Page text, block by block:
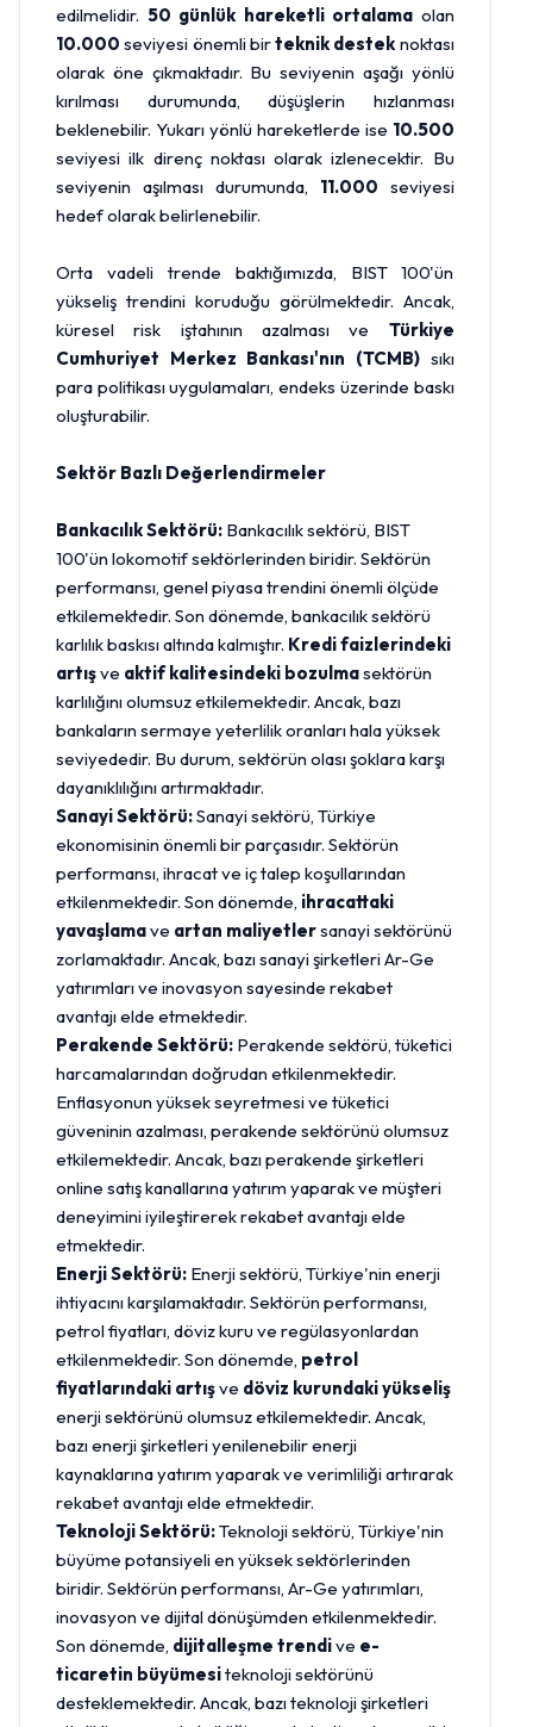
edilmelidir. 50 günlük hareketli ortalama olan
10.000 seviyesi önemli birteknik desteknoktası
olarak öne çıkmaktadır. Bu seviyenin aşağı yönlü
kırılması durumunda, düşüşlerin hızlanması
beklenebilir. Yukarı yönlü hareketlerde ise 10.500
seviyesi ilk direnç noktası olarak izlenecektir. Bu
seviyenin aşılması durumunda, 11.000 seviyesi
hedef olarak belirlenebilir.
Orta vadeli trende baktığımızda, BIST 100'ün
yükseliş trendini koruduğu görülmektedir. Ancak,
küresel risk iştahının azalması ve Türkiye
Cumhuriyet Merkez Bankası'nın (TCMB)sıkı
para politikası uygulamaları, endeks üzerinde baskı
oluşturabilir.
Sektör Bazlı Değerlendirmeler
Bankacılık Sektörü: Bankacılık sektörü, BIST
100'ün lokomotif sektörlerinden biridir. Sektörün
performansı, genel piyasa trendini önemli ölçüde
etkilemektedir. Son dönemde, bankacılık sektörü
karlılık baskısı altında kalmıştır. Kredi faizlerindeki
artışve aktif kalitesindeki bozulmasektörün
karlılığını olumsuz etkilemektedir. Ancak, bazı
bankaların sermaye yeterlilik oranları hala yüksek
seviyededir. Bu durum, sektörün olası şoklara karşı
dayanıklılığını artırmaktadır.
Sanayi Sektörü:Sanayi sektörü, Türkiye
ekonomisinin önemli bir parçasıdır. Sektörün
performansı, ihracat ve iç talep koşullarından
etkilenmektedir. Son dönemde, ihracattaki
yavaşlamave artan maliyetlersanayi sektörünü
zorlamaktadır. Ancak, bazı sanayi şirketleri Ar-Ge
yatırımları ve inovasyon sayesinde rekabet
avantajı elde etmektedir.
Perakende Sektörü: Perakende sektörü, tüketici
harcamalarından doğrudan etkilenmektedir.
Enflasyonun yüksek seyretmesi ve tüketici
güveninin azalması, perakende sektörünü olumsuz
etkilemektedir. Ancak, bazı perakende şirketleri
online satış kanallarına yatırım yaparak ve müşteri
deneyimini iyileştirerek rekabet avantajı elde
etmektedir.
Enerji Sektörü: Enerji sektörü, Türkiye'nin enerji
ihtiyacını karşılamaktadır. Sektörün performansı,
petrol fiyatları, döviz kuru ve regülasyonlardan
etkilenmektedir. Son dönemde, petrol
fiyatlarındaki artışve döviz kurundaki yükseliş
enerji sektörünü olumsuz etkilemektedir. Ancak,
bazı enerji şirketleri yenilenebilir enerji
kaynaklarına yatırım yaparak ve verimliliği artırarak
rekabet avantajı elde etmektedir.
Teknoloji Sektörü:Teknoloji sektörü, Türkiye'nin
büyüme potansiyeli en yüksek sektörlerinden
biridir. Sektörün performansı, Ar-Ge yatırımları,
inovasyon ve dijital dönüşümden etkilenmektedir.
Son dönemde, dijitalleşme trendive e-
ticaretin büyümesiteknoloji sektörünü
desteklemektedir. Ancak, bazı teknoloji şirketleri